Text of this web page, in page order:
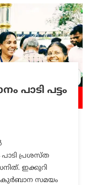
പാടി പട്ടം
പ്രശസ്ത
ഇക്കുറി
കുര്‍ബാന സമയം